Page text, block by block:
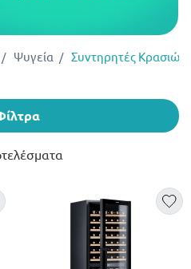
Ψυγεία Συντηρητές Κρασιών